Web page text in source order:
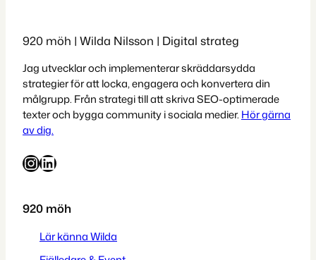
920 möh | Wilda Nilsson | Digital strateg
Jag utvecklar och implementerar skräddarsydda
strategier för att locka, engagera och konvertera din
målgrupp. Från strategi till att skriva SEO-optimerade
texter och bygga community i sociala medier. Hör gärna
av dig.
InstagramLinkedIn
920 möh
Lär känna Wilda